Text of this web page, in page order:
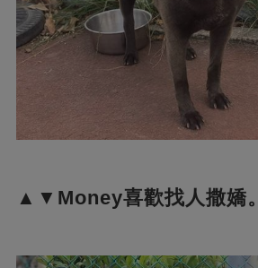
▲▼Money喜歡找人撒嬌。